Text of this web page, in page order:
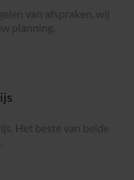
van afspraken, wij
planning.
Het beste van beide